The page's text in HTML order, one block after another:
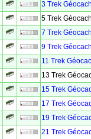
3 Trek
5 Trek
7 Trek
9 Trek
11 Trek
13 Trek
15 Trek
17 Trek
19 Trek
21 Trek